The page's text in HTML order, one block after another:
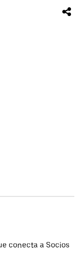
conecta a Socios